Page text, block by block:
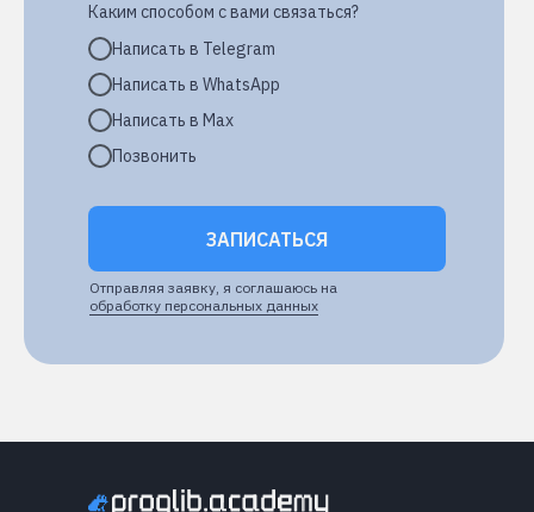
Каким способом с вами связаться?
Написать в Telegram
Написать в WhatsApp
Написать в Max
Позвонить
ЗАПИСАТЬСЯ
Отправляя заявку, я соглашаюсь на
обработку персональных данных